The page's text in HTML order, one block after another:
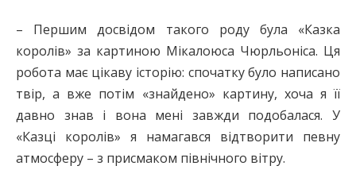
– Першим досвідом такого роду була «Казка
королів» за картиною Мікалоюса Чюрльоніса. Ця
робота має цікаву історію: спочатку було написано
твір, а вже потім «знайдено» картину, хоча я її
давно знав і вона мені завжди подобалася. У
«Казці королів» я намагався відтворити певну
атмосферу – з присмаком північного вітру.